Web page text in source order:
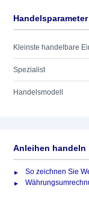
Kleinste handelbare
Spezialist
Handelsmodell
Anleihen handeln
So zeichnen Sie